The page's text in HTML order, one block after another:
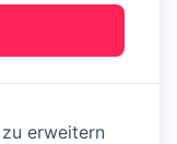
erweitern